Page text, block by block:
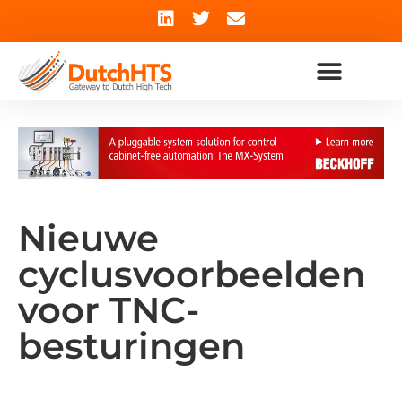
Nieuwe
cyclusvoorbeelden
voor TNC-
besturingen